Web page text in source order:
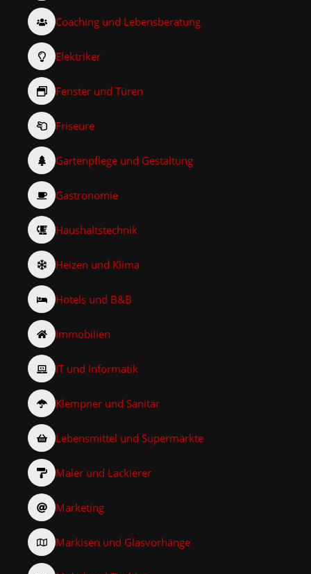
Coaching und Lebensberatung
Elektriker
Fenster und Türen
Friseure
Gartenpflege und Gestaltung
Gastronomie
Haushaltstechnik
Heizen und Klima
Hotels und B&B
Immobilien
IT und Informatik
Klempner und Sanitär
Lebensmittel und Supermärkte
Maler und Lackierer
Marketing
Markisen und Glasvorhänge